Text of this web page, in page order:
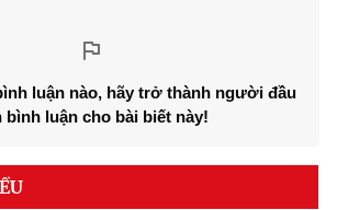
luận nào, hãy trở thành người đầu
bình luận cho bài biết này!